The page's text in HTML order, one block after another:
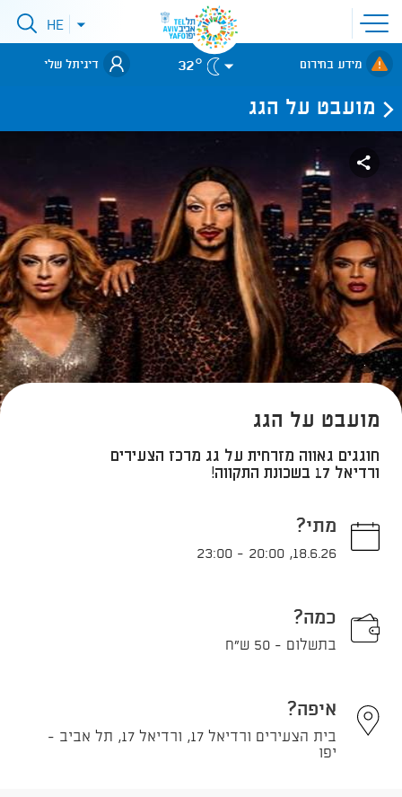
פתיחת
תפריט
אתר
לאתר עיריית
תל-אביב
פתיחתHE
מידע בחירום 32° דיגיתל שלי
מועבט על הגג
.
מועבט על הגג
חוגגים גאווה מזרחית על גג מרכז הצעירים
ורדיאל 17 בשכונת התקווה!
מתי?
18.6.26
,
20:00
-
23:00
כמה?
בתשלום - 50 ש"ח
איפה?
בית הצעירים ורדיאל 17, ורדיאל 17, תל אביב -
יפו